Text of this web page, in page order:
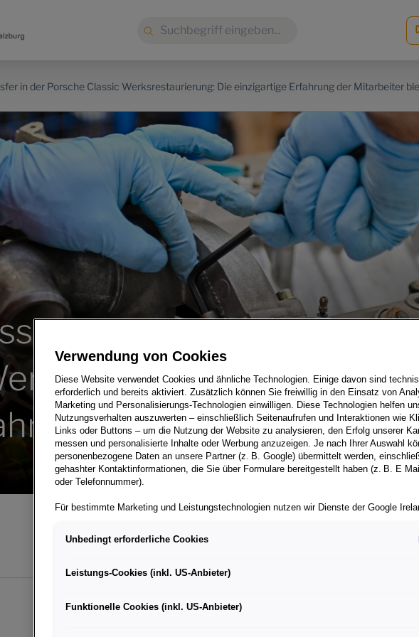
in der Porsche Classic Werksrestaurierung: Die einzigartige Erfahrung der Mitarbeiter
Suche:
in der
Die
der Mitarbeiter
Verwendung von Cookies
Diese Website verwendet Cookies und ähnliche Technologien. Einige davon sind
erforderlich und bereits aktiviert. Zusätzlich können Sie freiwillig in den Einsatz von
Marketing und Personalisierungs-Technologien einwilligen. Diese Technologien helfen
Nutzungsverhalten auszuwerten – einschließlich Seitenaufrufen und Interaktionen wie
Links oder Buttons – um die Nutzung der Website zu analysieren, den Erfolg unserer
messen und personalisierte Inhalte oder Werbung anzuzeigen. Je nach Ihrer Auswahl
personenbezogene Daten an unsere Partner (z. B. Google) übermittelt werden,
gehashter Kontaktinformationen, die Sie über Formulare bereitgestellt haben (z. B. E
oder Telefonnummer).
Für bestimmte Marketing und Leistungstechnologien nutzen wir Dienste der Google
der EU gleichwertiges Datenschutzniveau; staatliche Zugriffe und eingeschränkte
Rechtsschutzmöglichkeiten können nicht ausgeschlossen werden. Die Übermittlung
Wenn Sie über einen personalisierten Link auf unsere Website gelangen und Marketing
Interaktionen von dem Ihnen zugeordneten Händler bzw. im Falle eines Porsche
Unbedingt erforderliche Cookies
Leistungs-Cookies (inkl. US-Anbieter)
Funktionelle Cookies (inkl. US-Anbieter)